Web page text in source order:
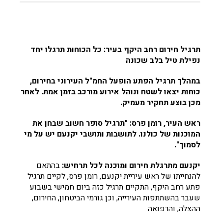
תרגיל חירום רחב היקף בעיר: כל הכוחות תרגלו יחד
נפילת טיל בלב שכונה
במהלך תרגיל הפתע הופעל החמ"ל העירוני בחירום,
כוחות יצאו לשטח ונוהל אירוע מורכב בזמן אמת. לאחר
מכן בוצע תחקיר מעמיק.
ראש העיר, רומן פרס: "תרגיל סופר חשוב שבחן את
המוכנות של כולנו. לתושבות ותושבי יקנעם יש על מי
לסמוך".
יקנעם מתרגלת חירום ומוכנה לכל תרחיש: בהתאם
להנחייתו של ראש עיריית יקנעם, רומן פרס, לקיים תרגיל
פתע רחב היקף, התקיים תרגיל כזה ביום חמישי בשבוע
שעבר בהשתתפות העירייה, וכן גורמי הביטחון, החירום,
ההצלה, והרפואה.